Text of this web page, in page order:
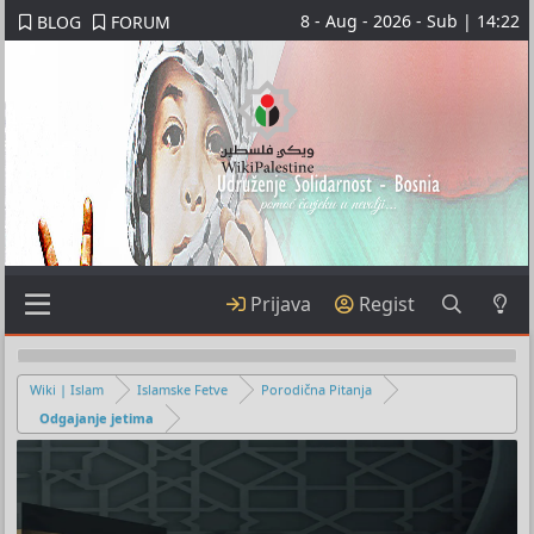
BLOG FORUM 8 - Aug - 2026 - Sub | 14:22
Prijava Regist
Wiki | Islam Islamske Fetve
Porodična Pitanja
Odgajanje jetima